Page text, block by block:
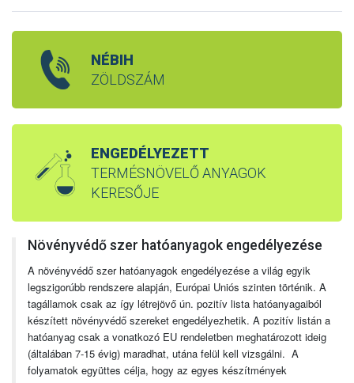
NÉBIH
ZÖLDSZÁM
ENGEDÉLYEZETT
TERMÉSNÖVELŐ ANYAGOK
KERESŐJE
Növényvédő szer hatóanyagok engedélyezése
A növényvédő szer hatóanyagok engedélyezése a világ egyik
legszigorúbb rendszere alapján, Európai Uniós szinten történik. A
tagállamok csak az így létrejövő ún. pozitív lista hatóanyagaiból
készített növényvédő szereket engedélyezhetik. A pozitív listán a
hatóanyag csak a vonatkozó EU rendeletben meghatározott ideig
(általában 7-15 évig) maradhat, utána felül kell vizsgálni. A
folyamatok együttes célja, hogy az egyes készítmények